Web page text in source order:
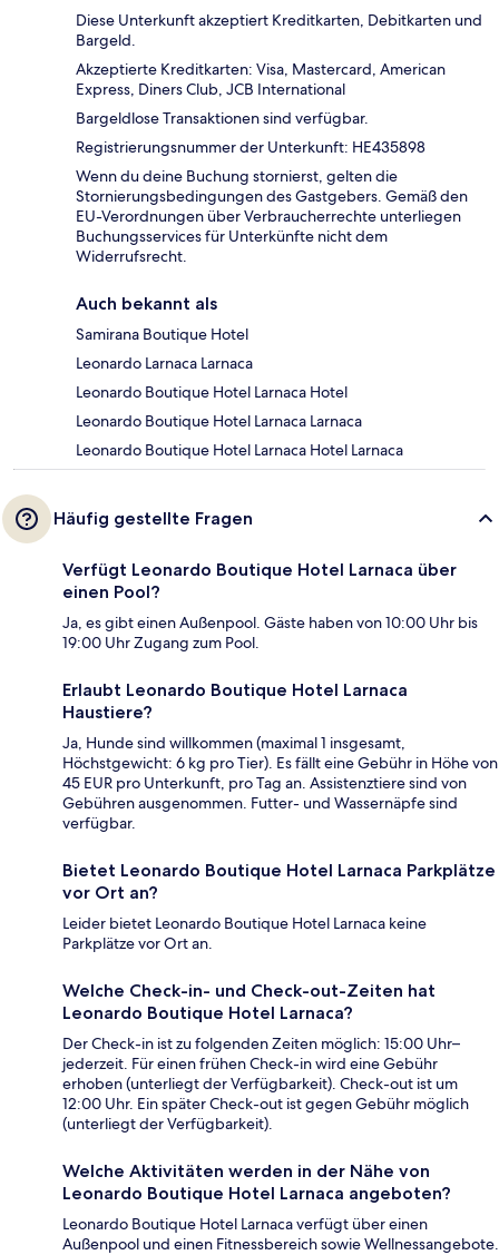
Diese Unterkunft akzeptiert Kreditkarten, Debitkarten und
Bargeld.
Akzeptierte Kreditkarten: Visa, Mastercard, American
Express, Diners Club, JCB International
Bargeldlose Transaktionen sind verfügbar.
Registrierungsnummer der Unterkunft: HE435898
Wenn du deine Buchung stornierst, gelten die
Stornierungsbedingungen des Gastgebers. Gemäß den
EU-Verordnungen über Verbraucherrechte unterliegen
Buchungsservices für Unterkünfte nicht dem
Widerrufsrecht.
Auch bekannt als
Samirana Boutique Hotel
Leonardo Larnaca Larnaca
Leonardo Boutique Hotel Larnaca Hotel
Leonardo Boutique Hotel Larnaca Larnaca
Leonardo Boutique Hotel Larnaca Hotel Larnaca
Häufig gestellte Fragen
Verfügt Leonardo Boutique Hotel Larnaca über
einen Pool?
Ja, es gibt einen Außenpool. Gäste haben von 10:00 Uhr bis
19:00 Uhr Zugang zum Pool.
Erlaubt Leonardo Boutique Hotel Larnaca
Haustiere?
Ja, Hunde sind willkommen (maximal 1 insgesamt,
Höchstgewicht: 6 kg pro Tier). Es fällt eine Gebühr in Höhe von
45 EUR pro Unterkunft, pro Tag an. Assistenztiere sind von
Gebühren ausgenommen. Futter- und Wassernäpfe sind
verfügbar.
Bietet Leonardo Boutique Hotel Larnaca Parkplätze
vor Ort an?
Leider bietet Leonardo Boutique Hotel Larnaca keine
Parkplätze vor Ort an.
Welche Check-in- und Check-out-Zeiten hat
Leonardo Boutique Hotel Larnaca?
Der Check-in ist zu folgenden Zeiten möglich: 15:00 Uhr–
jederzeit. Für einen frühen Check-in wird eine Gebühr
erhoben (unterliegt der Verfügbarkeit). Check-out ist um
12:00 Uhr. Ein später Check-out ist gegen Gebühr möglich
(unterliegt der Verfügbarkeit).
Welche Aktivitäten werden in der Nähe von
Leonardo Boutique Hotel Larnaca angeboten?
Leonardo Boutique Hotel Larnaca verfügt über einen
Außenpool und einen Fitnessbereich sowie Wellnessangebote.